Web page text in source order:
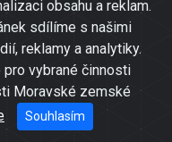
obsahu a reklam.
sdílíme s našimi
reklamy a analytiky.
vybrané činnosti
Moravské zemské
Souhlasím